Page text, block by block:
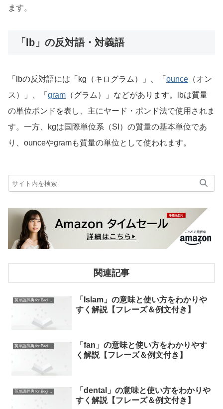
ます。
「lb」の反対語・対義語
「lbの反対語には「kg（キログラム）」、「 ounce （オン
ス）」、「 gram （グラム）」などがあります。lbは質量
の単位ポンドを表し、主にヤード・ポンド法で使用されま
す。一方、kgは国際単位系（SI）の質量の基本単位であ
り、ounceやgramも質量の単位として使われます。
関連記事
英単語辞典 for Beginners
「Islam」の意味と使い方をわかりや
すく解説【フレーズ＆例文付き】
英単語辞典 for Beginners
「fan」の意味と使い方をわかりやす
く解説【フレーズ＆例文付き】
英単語辞典 for Beginners
「dental」の意味と使い方をわかりや
すく解説【フレーズ＆例文付き】